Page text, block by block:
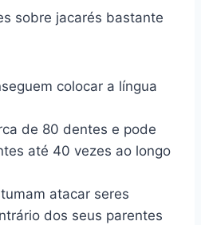
sobre jacarés bastante
colocar a língua
de 80 dentes e pode
até 40 vezes ao longo
atacar seres
dos seus parentes